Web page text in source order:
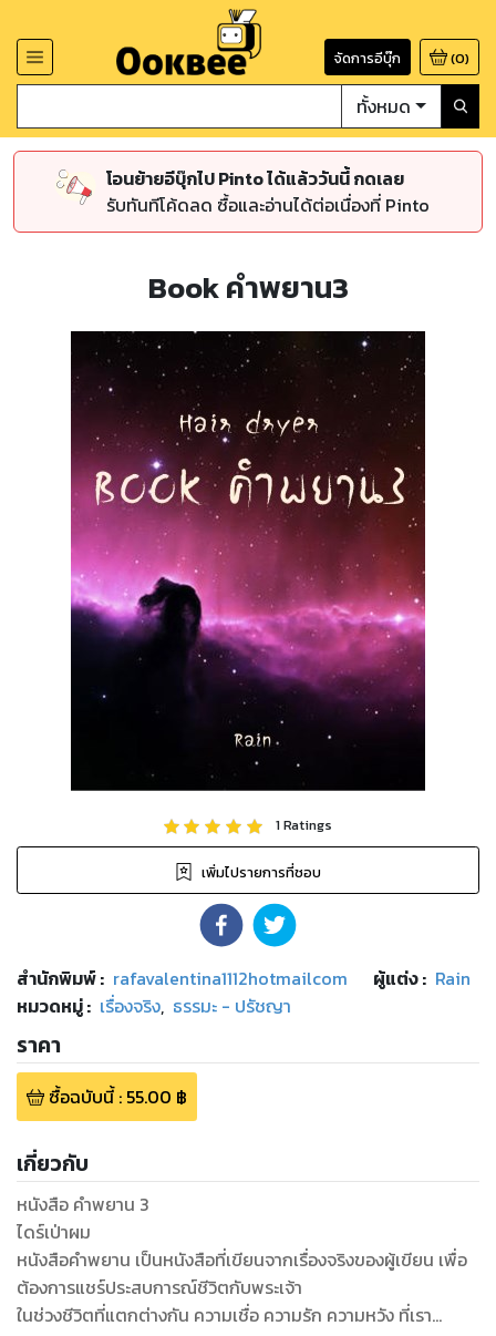
จัดการอีบุ๊ก (0)
ทั้งหมด
โอนย้ายอีบุ๊กไป Pinto ได้แล้ววันนี้ กดเลย
รับทันทีโค้ดลด ซื้อและอ่านได้ต่อเนื่องที่ Pinto
Book คำพยาน3
1Ratings
เพิ่มไปรายการที่ชอบ
สำนักพิมพ์: rafavalentina1112hotmailcom ผู้แต่ง : Rain
หมวดหมู่: เรื่องจริง, ธรรมะ - ปรัชญา
ราคา
ซื้อฉบับนี้: 55.00 ฿
เกี่ยวกับ
หนังสือ คำพยาน 3
ไดร์เป่าผม
หนังสือคำพยาน เป็นหนังสือที่เขียนจากเรื่องจริงของผู้เขียน เพื่อ
ต้องการแชร์ประสบการณ์ชีวิตกับพระเจ้า
ในช่วงชีวิตที่แตกต่างกัน ความเชื่อ ความรัก ความหวัง ที่เรา